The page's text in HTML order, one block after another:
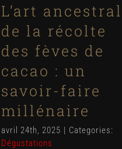
L’art ancestral
de la récolte
des fèves de
cacao : un
savoir-faire
millénaire
avril 24th, 2025 | Categories:
Dégustations